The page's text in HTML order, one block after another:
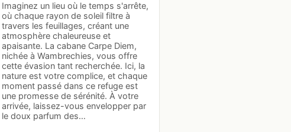
Imaginez un lieu où le temps s'arrête,
où chaque rayon de soleil filtre à
travers les feuillages, créant une
atmosphère chaleureuse et
apaisante. La cabane Carpe Diem,
nichée à Wambrechies, vous offre
cette évasion tant recherchée. Ici, la
nature est votre complice, et chaque
moment passé dans ce refuge est
une promesse de sérénité. À votre
arrivée, laissez-vous envelopper par
le doux parfum des…